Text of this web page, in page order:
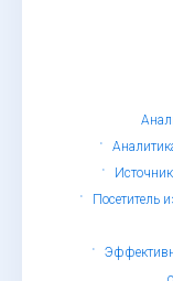
Посетитель